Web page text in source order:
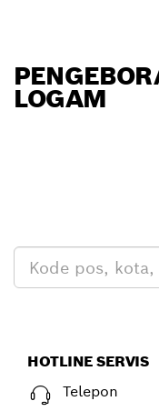
LOGAM
HOTLINE SERVIS
Telepon